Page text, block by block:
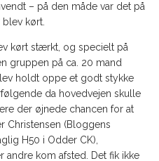
– på den måde var det på
kørt.
kørt stærkt, og specielt på
gruppen på ca. 20 mand
holdt oppe et godt stykke
da hovedvejen skulle
der øjnede chancen for at
Christensen (Bloggens
H50 i Odder CK),
kom afsted. Det fik ikke